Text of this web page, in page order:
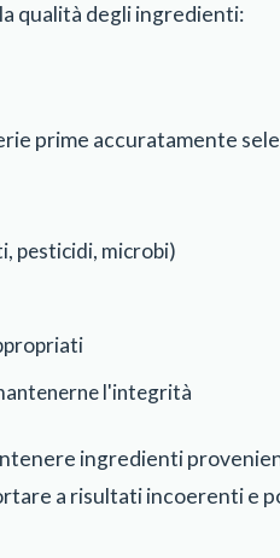
qualità degli ingredienti:
prime accuratamente
pesticidi, microbi)
l'integrità
ingredienti
a risultati incoerenti e